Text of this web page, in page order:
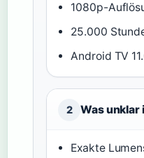
1080p-
25.000
Android TV
2 Was unklar
Exakte